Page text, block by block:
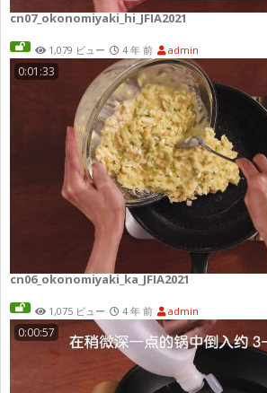
cn07_okonomiyaki_hi_JFIA2021
1,079 ビュー 4 年 前 admin
0:01:33
cn06_okonomiyaki_ka_JFIA2021
1,075 ビュー 4 年 前 admin
0:00:57